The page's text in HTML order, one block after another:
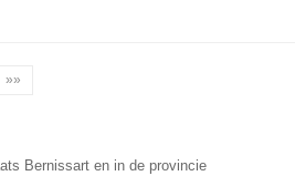
»»
Bernissart en in de provincie